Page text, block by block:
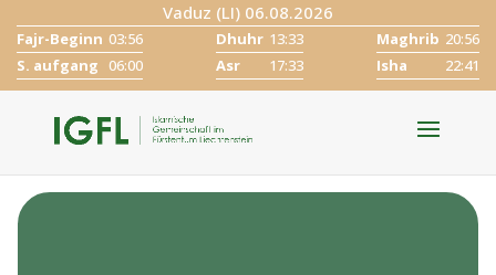
Vaduz (LI) 06.08.2026
Fajr-Beginn 03:56
S. aufgang 06:00
Dhuhr 13:33
Asr
17:33
Maghrib 20:56
Isha
22:41